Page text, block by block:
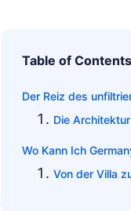
Table of Contents
Der Reiz des
Die
Wo Kann Ich
Von der Villa